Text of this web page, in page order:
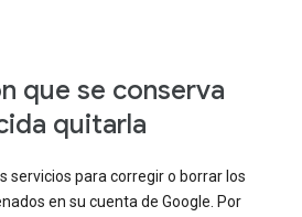
que se conserva
quitarla
servicios para corregir o borrar los
en su cuenta de Google. Por